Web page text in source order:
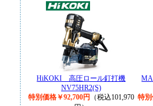
HiKOKI 高圧ロール釘打機
NV75HR2(S)
特別価格￥92,700円
（税込101,970 特別